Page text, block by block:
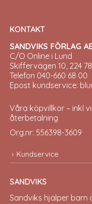
KONTAKT
SANDVIKS FÖRLAG
C/O Online i Lund
Skiffervägen 10, 224
Telefon 040-660 68 00
Epost kundservice:
Våra köpvillkor – inkl
återbetalning
Org.nr: 556398-3609
Kundservice
SANDVIKS
Sandviks hjälper barn